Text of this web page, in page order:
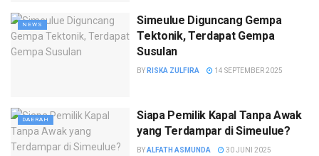
NEWS
Simeulue Diguncang Gempa
Tektonik, Terdapat Gempa
Susulan
BY RISKA ZULFIRA 14 SEPTEMBER 2025
DAERAH
Siapa Pemilik Kapal Tanpa Awak
yang Terdampar di Simeulue?
BYALFATH ASMUNDA 30 JUNI 2025